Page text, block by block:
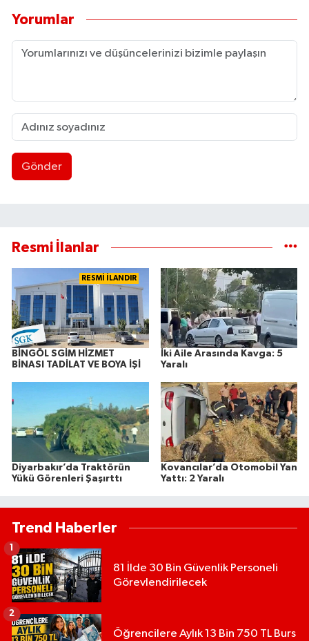
Yorumlar
Gönder
Resmi İlanlar
RESMİ İLANDIR
BİNGÖL SGİM HİZMET
BİNASI TADİLAT VE BOYA İŞİ
İki Aile Arasında Kavga: 5
Yaralı
Diyarbakır’da Traktörün
Yükü Görenleri Şaşırttı
Kovancılar’da Otomobil Yan
Yattı: 2 Yaralı
Trend Haberler
81 İlde 30 Bin Güvenlik Personeli
Görevlendirilecek
Öğrencilere Aylık 13 Bin 750 TL Burs
2